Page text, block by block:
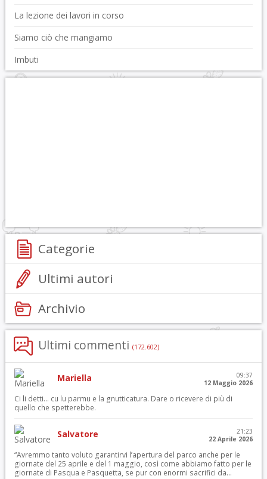
La lezione dei lavori in corso
Siamo ciò che mangiamo
Imbuti
Categorie
Ultimi autori
Archivio
Ultimi commenti (172.602)
Mariella
09:37
12 Maggio 2026
Ci li detti… cu lu parmu e la gnutticatura. Dare o ricevere di più di
quello che spetterebbe.
Salvatore
21:23
22 Aprile 2026
“Avremmo tanto voluto garantirvi l’apertura del parco anche per le
giornate del 25 aprile e del 1 maggio, così come abbiamo fatto per le
giornate di Pasqua e Pasquetta, se pur con enormi sacrifici da...